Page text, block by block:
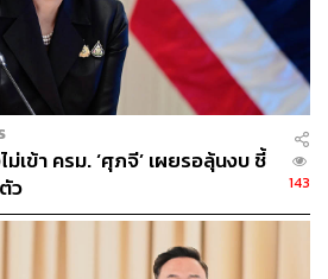
ที่ตนเองให้สัมภาษณ์ถึงการไป
ที่จะต้องให้ความชัดเจนถึงการร่วม
ให้ พล.อ. ประวิตร มามอบตัว ตนจะ
จะร่วมรัฐบาลต้องมีความชัดเจน
อีกว่า คณะรัฐมนตรีจะไม่มีวงษ์
ล่าวถึงขนาดนั้น และให้ไปสอบถาม
ย่างไร รวมถึงไม่ได้เป็นการแสดง
ค่อยากให้มีความชัดเจนเท่านั้น
ม่เข้า ครม. ‘ศุภจี’ เผยรอลุ้นงบ ชี้
ว
143